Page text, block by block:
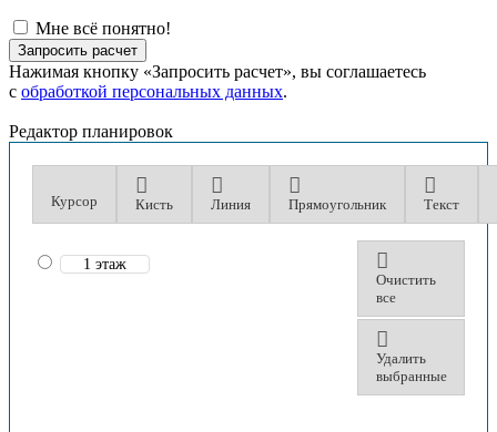
Мне всё понятно!
Запросить расчет
Нажимая кнопку «Запросить расчет», вы соглашаетесь
с обработкой персональных данных.
Редактор планировок
Курсор Кисть Линия Прямоугольник Текст
1 этаж
Очистить
все
Удалить
выбранные